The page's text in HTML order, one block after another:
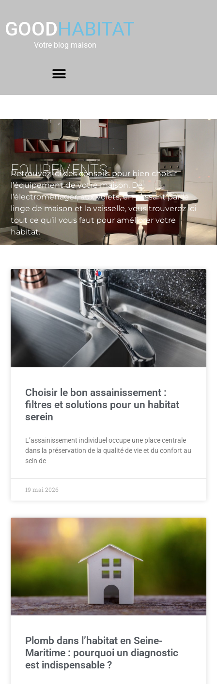
GOODHABITAT
Votre blog maison
EQUIPEMENTS
Retrouvez ici des conseils pour bien choisir
l’équipement de votre maison. De
l’électroménager, aux volets, en passant par le
linge de maison et la vaisselle, vous trouverez ici
tout ce qu’il vous faut pour améliorer votre
habitat.
Choisir le bon assainissement :
filtres et solutions pour un habitat
serein
L’assainissement individuel occupe une place centrale
dans la préservation de la qualité de vie et du confort au
sein de
19 mai 2026
Plomb dans l’habitat en Seine-
Maritime : pourquoi un diagnostic
est indispensable ?